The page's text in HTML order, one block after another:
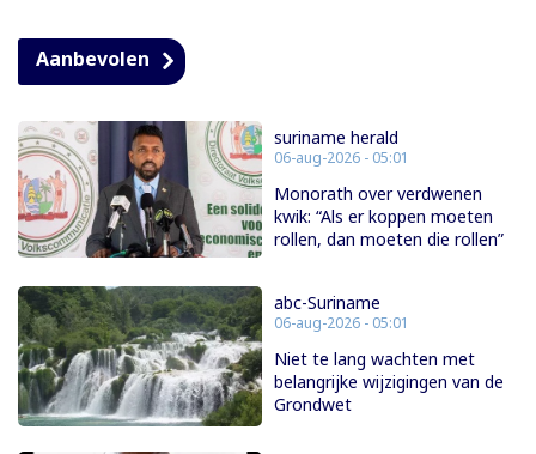
Aanbevolen
suriname herald
06-aug-2026 - 05:01
Monorath over verdwenen
kwik: “Als er koppen moeten
rollen, dan moeten die rollen”
abc-Suriname
06-aug-2026 - 05:01
Niet te lang wachten met
belangrijke wijzigingen van de
Grondwet